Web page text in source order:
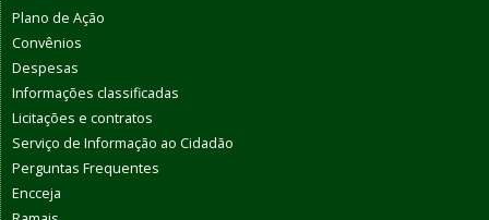
Plano de Ação
Convênios
Despesas
Informações classificadas
Licitações e contratos
Serviço de Informação ao Cidadão
Perguntas Frequentes
Encceja